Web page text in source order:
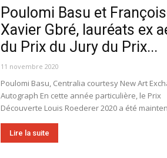
Poulomi Basu et
Xavier Gbré, lauréats ex
du Prix du Jury du Prix...
11 novembre 2020
Poulomi Basu, Centralia courtesy New Art
Autograph En cette année particulière, le Prix
Découverte Louis Roederer 2020 a été
Lire la suite